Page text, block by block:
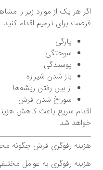
اگر هر یک از موارد زیر را
فرصت برای ترمیم اقدام کنید:
پارگی
سوختگی
پوسیدگی
باز شدن شیرازه
از بین رفتن ریشه‌ها
سوراخ شدن فرش
اقدام سریع باعث کاهش
خواهد شد.
هزینه رفوگری فرش چگونه
هزینه رفوگری به عوامل